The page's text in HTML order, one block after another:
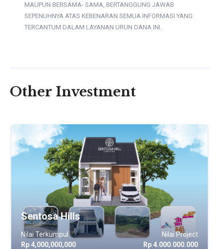
MAUPUN BERSAMA- SAMA, BERTANGGUNG JAWAB
SEPENUHNYA ATAS KEBENARAN SEMUA INFORMASI YANG
TERCANTUM DALAM LAYANAN URUN DANA INI.
Other Investment
Sentosa Hills
Nilai Terkumpul
Rp 4,000,000,000
Nilai Project
Rp 4.000.000.000